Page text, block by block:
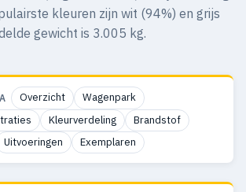
kleuren zijn wit (94%) en grijs
gewicht is 3.005 kg.
Overzicht
Wagenpark
Kleurverdeling
Brandstof
Uitvoeringen Exemplaren